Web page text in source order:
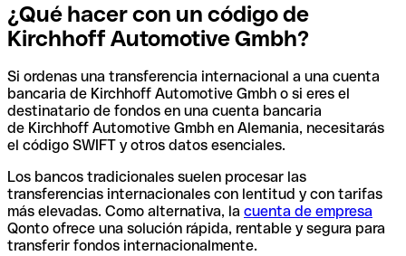
¿Qué hacer con un código de
Kirchhoff Automotive Gmbh?
Si ordenas una transferencia internacional a una cuenta
bancaria de Kirchhoff Automotive Gmbh o si eres el
destinatario de fondos en una cuenta bancaria
de Kirchhoff Automotive Gmbh en Alemania, necesitarás
el código SWIFT y otros datos esenciales.
Los bancos tradicionales suelen procesar las
transferencias internacionales con lentitud y con tarifas
más elevadas. Como alternativa, la cuenta de empresa
Qonto ofrece una solución rápida, rentable y segura para
transferir fondos internacionalmente.